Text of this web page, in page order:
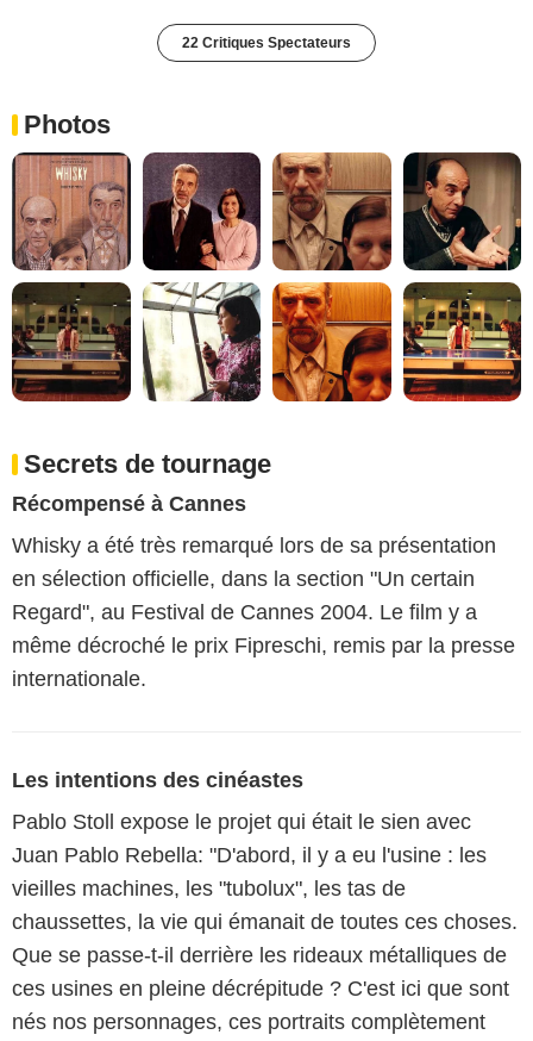
22 Critiques Spectateurs
Photos
Secrets de tournage
Récompensé à Cannes
Whisky a été très remarqué lors de sa présentation
en sélection officielle, dans la section "Un certain
Regard", au Festival de Cannes 2004. Le film y a
même décroché le prix Fipreschi, remis par la presse
internationale.
Les intentions des cinéastes
Pablo Stoll expose le projet qui était le sien avec
Juan Pablo Rebella: "D'abord, il y a eu l'usine : les
vieilles machines, les "tubolux", les tas de
chaussettes, la vie qui émanait de toutes ces choses.
Que se passe-t-il derrière les rideaux métalliques de
ces usines en pleine décrépitude ? C'est ici que sont
nés nos personnages, ces portraits complètement